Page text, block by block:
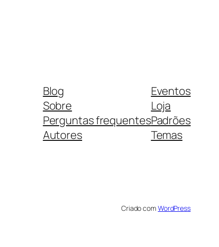
Blog
Sobre
Perguntas frequentes
Autores
Eventos
Loja
Padrões
Temas
Criado com WordPress